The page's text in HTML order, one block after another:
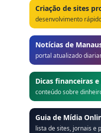
Criação de sites
desenvolvimento
Notícias de
portal atualizado
Dicas financeiras
conteúdo sobre
Guia de Mídia
lista de sites, jornais e